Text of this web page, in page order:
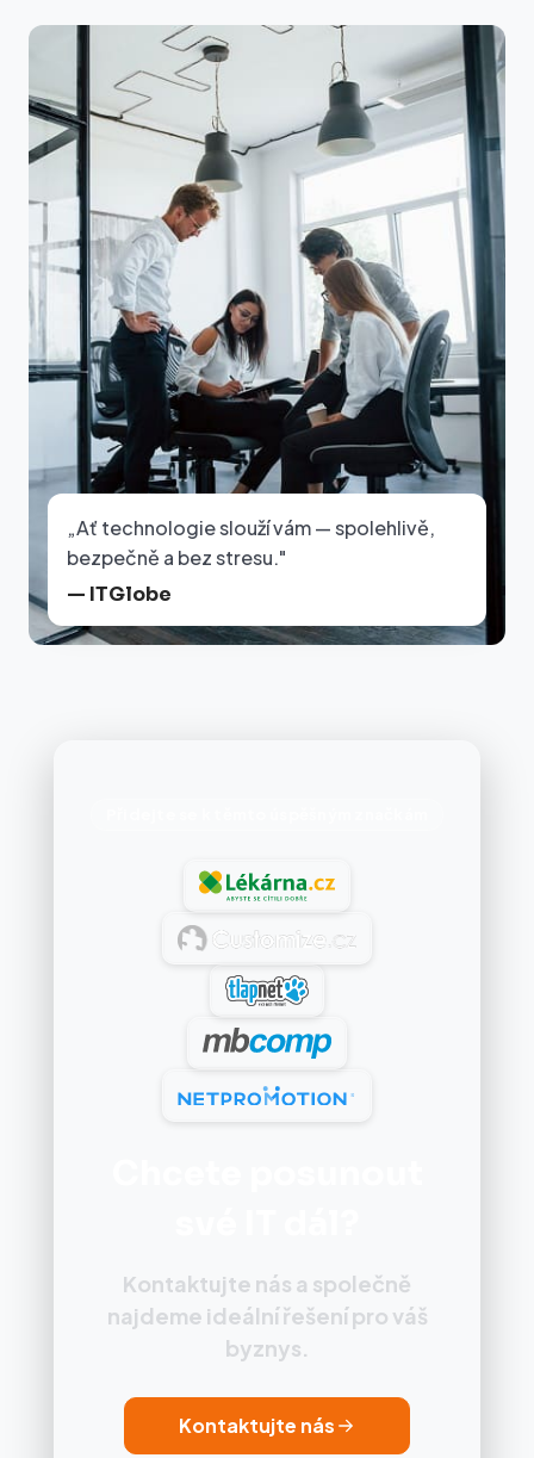
„Ať technologie slouží vám — spolehlivě,
bezpečně a bez stresu."
— ITGlobe
Kontaktujte nás a společně
najdeme ideální řešení pro váš
byznys.
Kontaktujte nás